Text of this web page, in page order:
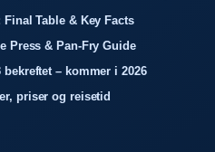
Table & Key Facts
Press & Pan-Fry Guide
– kommer i 2026
priser og reisetid